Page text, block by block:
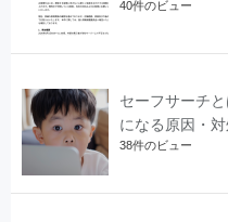
40件のビュー
セーフサーチ
になる原因・
38件のビュー